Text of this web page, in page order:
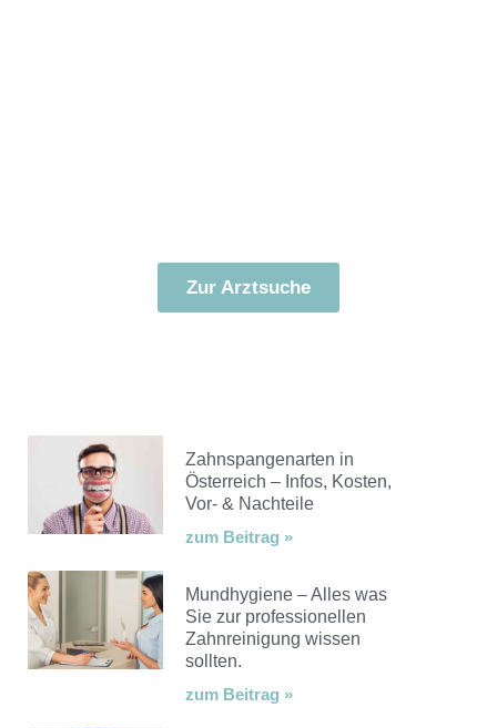
Zur Arztsuche
Zahnspangenarten in
Österreich – Infos, Kosten,
Vor- & Nachteile
zum Beitrag »
Mundhygiene – Alles was
Sie zur professionellen
Zahnreinigung wissen
sollten.
zum Beitrag »